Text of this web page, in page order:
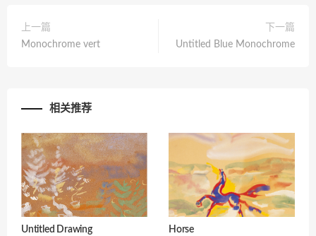
上一篇
Monochrome vert
下一篇
Untitled Blue Monochrome
相关推荐
Untitled Drawing Horse